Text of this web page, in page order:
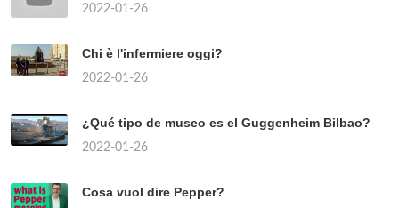
2022-01-26
Chi è l'infermiere oggi?
2022-01-26
¿Qué tipo de museo es el Guggenheim Bilbao?
2022-01-26
Cosa vuol dire Pepper?